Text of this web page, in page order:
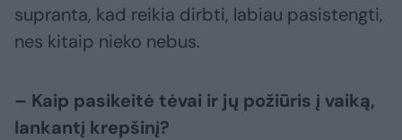
supranta, kad reikia dirbti, labiau pasistengti,
nes kitaip nieko nebus.
– Kaip pasikeitė tėvai ir jų požiūris į vaiką,
lankantį krepšinį?